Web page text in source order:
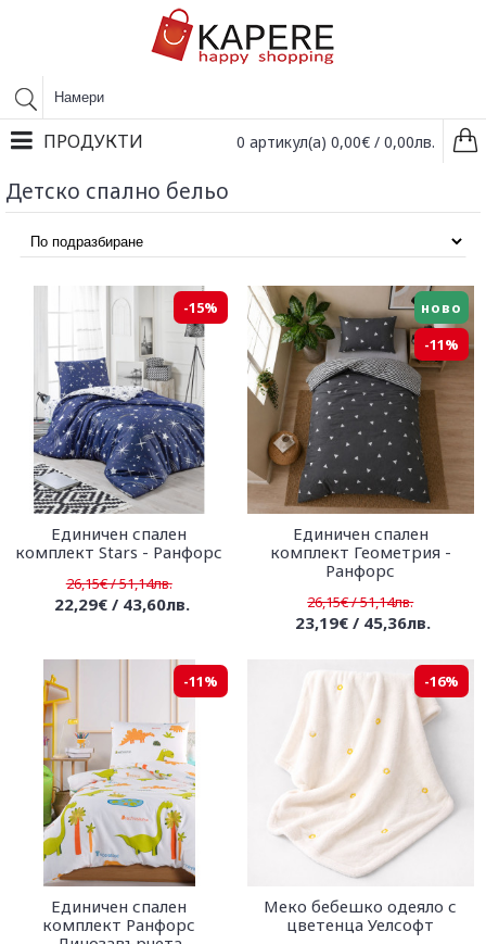
0 артикул(а) 0,00€ / 0,00лв.
ПРОДУКТИ
Детско спално бельо
-15%
Единичен спален
комплект Stars - Ранфорс
26,15€ / 51,14лв.
22,29€ / 43,60лв.
ново
-11%
Единичен спален
комплект Геометрия -
Ранфорс
26,15€ / 51,14лв.
23,19€ / 45,36лв.
-11%
Единичен спален
комплект Ранфорс
-16%
Меко бебешко одеяло с
цветенца Уелсофт